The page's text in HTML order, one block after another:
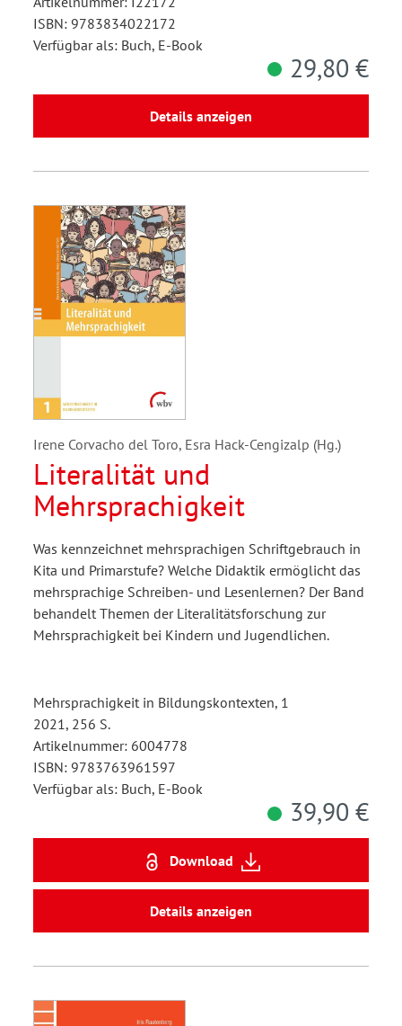
ISBN: 9783834022172
Verfügbar als: Buch, E-Book
29,80 €
Details anzeigen
Irene Corvacho del Toro, Esra Hack-Cengizalp (Hg.)
Literalität und
Mehrsprachigkeit
Was kennzeichnet mehrsprachigen Schriftgebrauch in
Kita und Primarstufe? Welche Didaktik ermöglicht das
mehrsprachige Schreiben- und Lesenlernen? Der Band
behandelt Themen der Literalitätsforschung zur
Mehrsprachigkeit bei Kindern und Jugendlichen.
Mehrsprachigkeit in Bildungskontexten, 1
2021, 256 S.
Artikelnummer: 6004778
ISBN: 9783763961597
Verfügbar als: Buch, E-Book
39,90 €
Download
Details anzeigen